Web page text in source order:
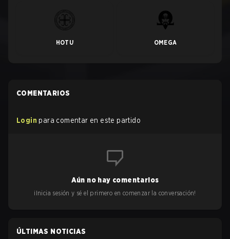
HOTU OMEGA
COMENTARIOS
Login para comentar en este partido
Aún no hay comentarios
¡Inicia sesión y sé el primero en comenzar la conversación!
ÚLTIMAS NOTICIAS